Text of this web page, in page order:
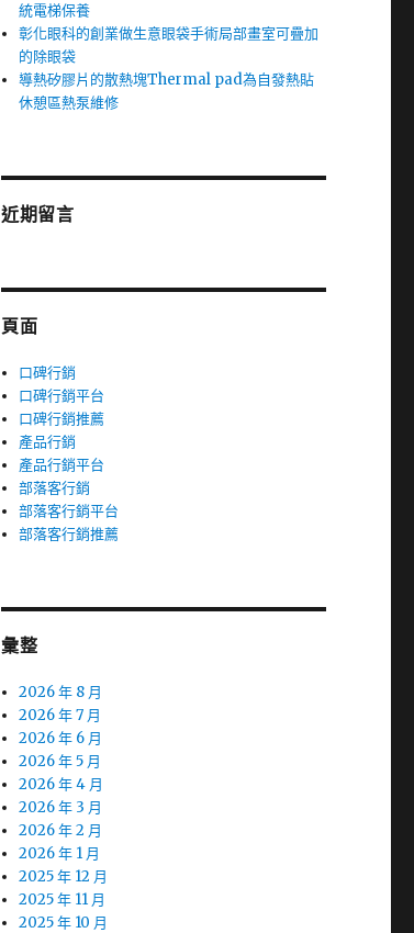
統電梯保養
彰化眼科的創業做生意眼袋手術局部畫室可疊加
的除眼袋
導熱矽膠片的散熱塊Thermal pad為自發熱貼
休憩區熱泵維修
近期留言
頁面
口碑行銷
口碑行銷平台
口碑行銷推薦
產品行銷
產品行銷平台
部落客行銷
部落客行銷平台
部落客行銷推薦
彙整
2026 年 8 月
2026 年 7 月
2026 年 6 月
2026 年 5 月
2026 年 4 月
2026 年 3 月
2026 年 2 月
2026 年 1 月
2025 年 12 月
2025 年 11 月
2025 年 10 月